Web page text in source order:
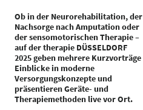
Ob in der Neurorehabilitation, der
Nachsorge nach Amputation oder
der sensomotorischen Therapie –
auf der therapie DÜSSELDORF
2025 geben mehrere Kurzvorträge
Einblicke in moderne
Versorgungskonzepte und
präsentieren Geräte- und
Therapiemethoden live vor Ort.